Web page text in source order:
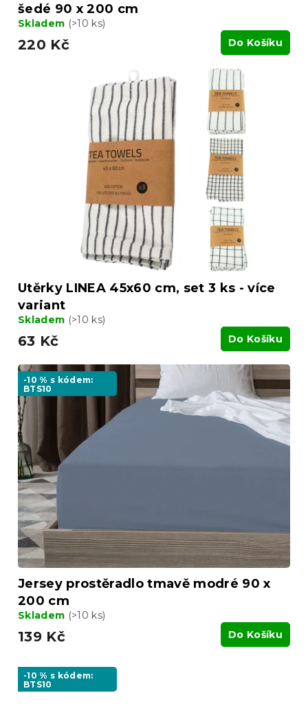
šedé 90 x 200 cm
Skladem (>10 ks)
220 Kč Do Košíku
Utěrky LINEA 45x60 cm, set 3 ks - více
variant
Skladem (>10 ks)
63 Kč Do Košíku
-10 % s kódem:
BTS10
Jersey prostěradlo tmavě modré 90 x
200 cm
Skladem (>10 ks)
139 Kč Do Košíku
-10 % s kódem:
BTS10